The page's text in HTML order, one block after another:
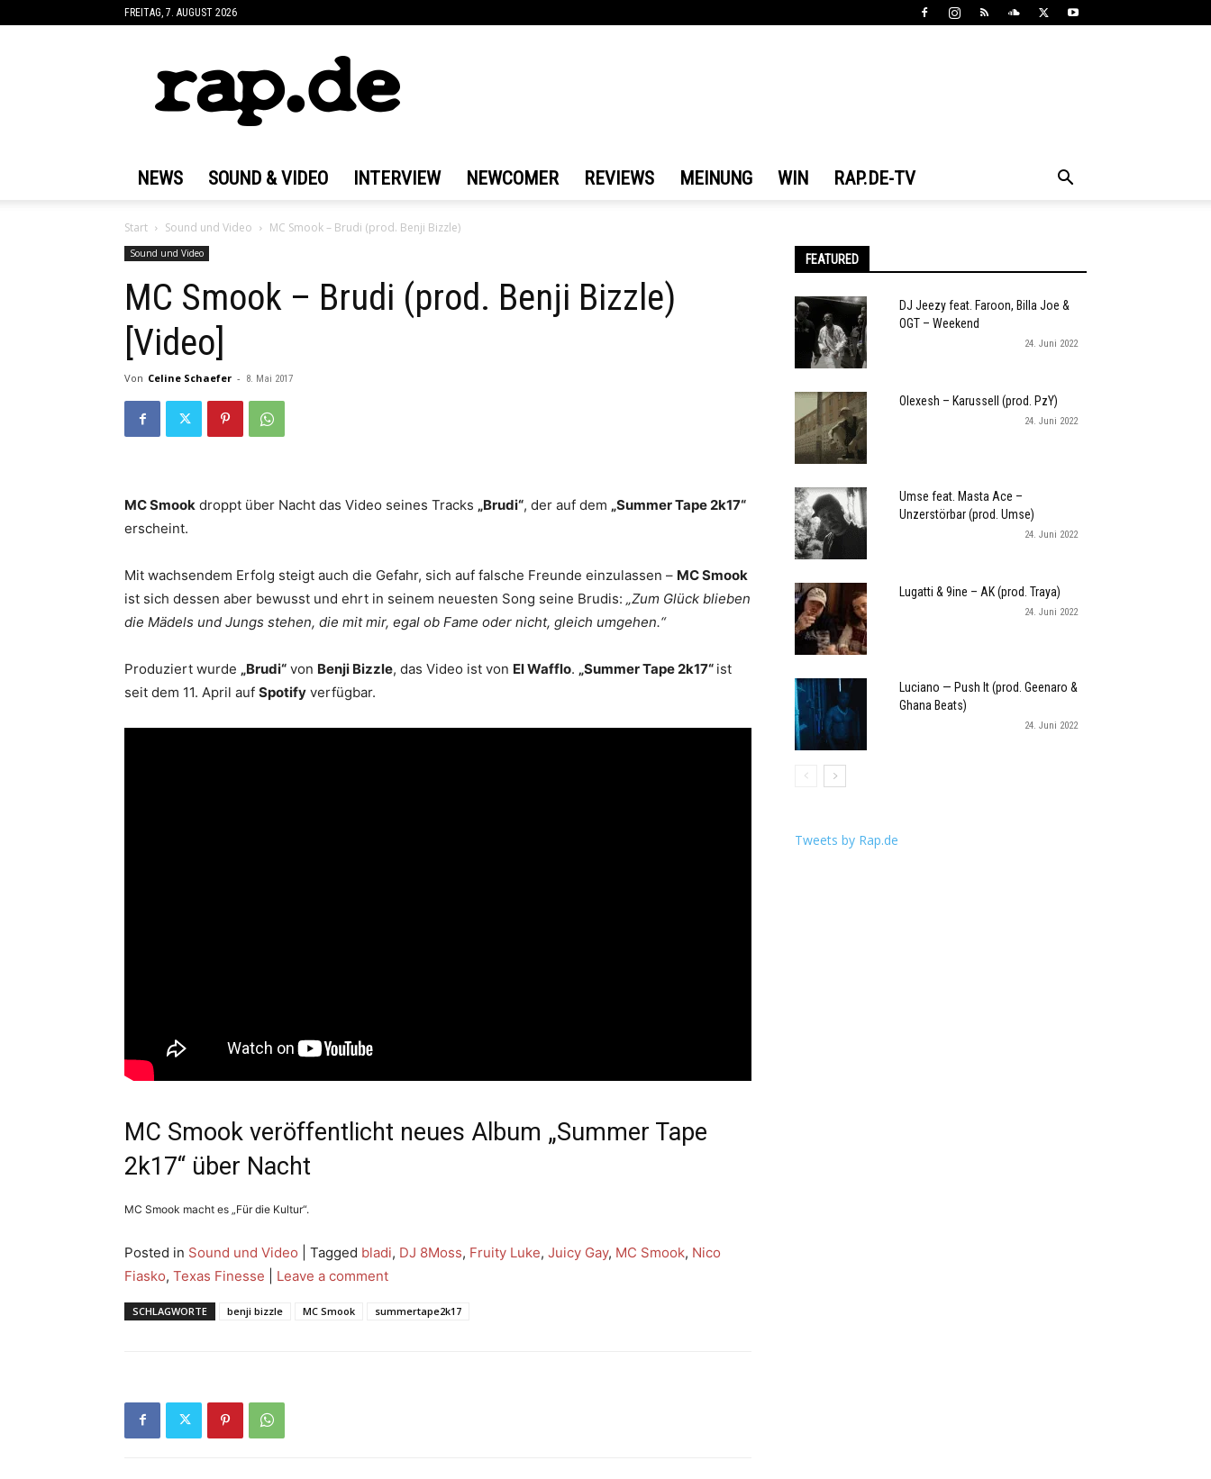
FREITAG, 7. AUGUST 2026
NEWS SOUND & VIDEO INTERVIEW NEWCOMER REVIEWS MEINUNG WIN RAP.DE-TV
Start Sound und Video MC Smook – Brudi (prod. Benji Bizzle)
Sound und Video
MC Smook – Brudi (prod. Benji Bizzle)
[Video]
Von Celine Schaefer - 8. Mai 2017
MC Smook droppt über Nacht das Video seines Tracks „Brudi“, der auf dem „Summer Tape 2k17“
erscheint.
Mit wachsendem Erfolg steigt auch die Gefahr, sich auf falsche Freunde einzulassen – MC Smook
ist sich dessen aber bewusst und ehrt in seinem neuesten Song seine Brudis: „Zum Glück blieben
die Mädels und Jungs stehen, die mit mir, egal ob Fame oder nicht, gleich umgehen.“
Produziert wurde „Brudi“ von Benji Bizzle, das Video ist von El Wafflo. „Summer Tape 2k17“ ist
seit dem 11. April auf Spotify verfügbar.
MC Smook veröffentlicht neues Album „Summer Tape
2k17“ über Nacht
MC Smook macht es „Für die Kultur“.
Posted in Sound und Video Tagged bladi, DJ 8Moss, Fruity Luke, Juicy Gay, MC Smook, Nico
Fiasko, Texas Finesse Leave a comment
SCHLAGWORTE benji bizzle MC Smook summertape2k17
FEATURED
DJ Jeezy feat. Faroon, Billa Joe &
OGT – Weekend
24. Juni 2022
Olexesh – Karussell (prod. PzY)
24. Juni 2022
Umse feat. Masta Ace –
Unzerstörbar (prod. Umse)
24. Juni 2022
Lugatti & 9ine – AK (prod. Traya)
24. Juni 2022
Luciano — Push It (prod. Geenaro &
Ghana Beats)
24. Juni 2022
Tweets by Rap.de